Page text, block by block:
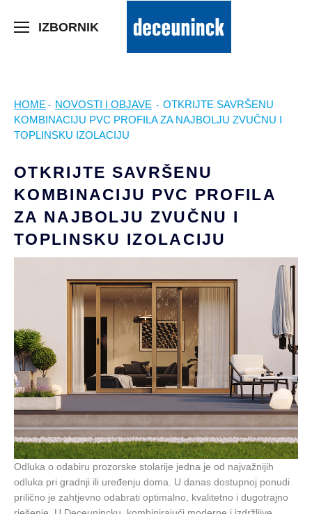
IZBORNIK
HOME - NOVOSTI I OBJAVE - OTKRIJTE SAVRŠENU
KOMBINACIJU PVC PROFILA ZA NAJBOLJU ZVUČNU I
TOPLINSKU IZOLACIJU
OTKRIJTE SAVRŠENU
KOMBINACIJU PVC PROFILA
ZA NAJBOLJU ZVUČNU I
TOPLINSKU IZOLACIJU
Odluka o odabiru prozorske stolarije jedna je od najvažnijih
odluka pri gradnji ili uređenju doma. U danas dostupnoj ponudi
prilično je zahtjevno odabrati optimalno, kvalitetno i dugotrajno